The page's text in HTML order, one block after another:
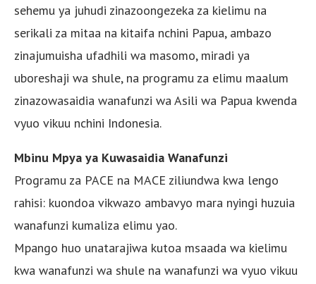
sehemu ya juhudi zinazoongezeka za kielimu na
serikali za mitaa na kitaifa nchini Papua, ambazo
zinajumuisha ufadhili wa masomo, miradi ya
uboreshaji wa shule, na programu za elimu maalum
zinazowasaidia wanafunzi wa Asili wa Papua kwenda
vyuo vikuu nchini Indonesia.
Mbinu Mpya ya Kuwasaidia Wanafunzi
Programu za PACE na MACE ziliundwa kwa lengo
rahisi: kuondoa vikwazo ambavyo mara nyingi huzuia
wanafunzi kumaliza elimu yao.
Mpango huo unatarajiwa kutoa msaada wa kielimu
kwa wanafunzi wa shule na wanafunzi wa vyuo vikuu